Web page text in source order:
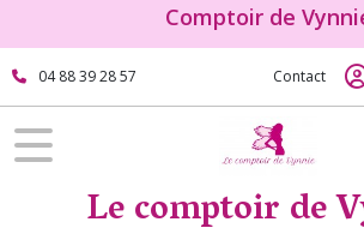
Comptoir de
04 88 39 28 57 Contact
Le comptoir de